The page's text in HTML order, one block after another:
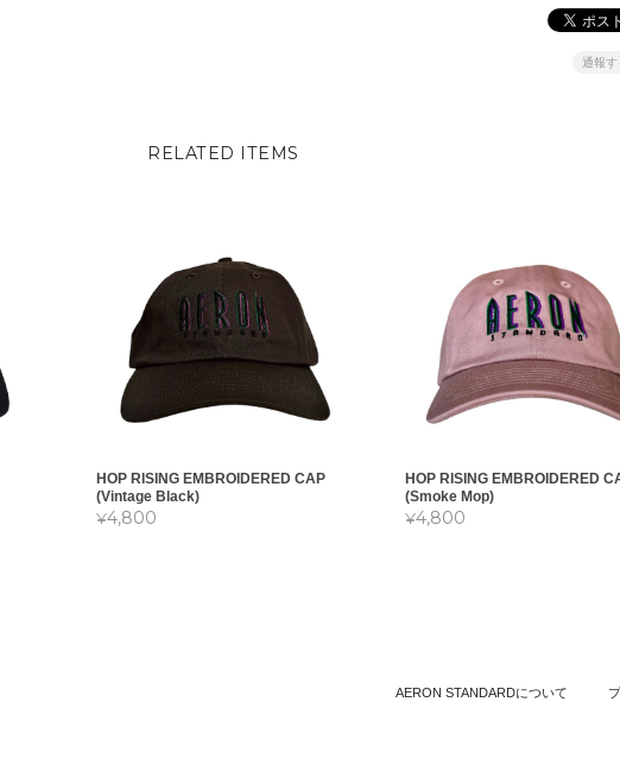
通報す
RELATED ITEMS
HOP RISING EMBROIDERED CAP
(Vintage Black)
¥4,800
HOP RISING EMBROIDERED
(Smoke Mop)
¥4,800
AERON STANDARDについて